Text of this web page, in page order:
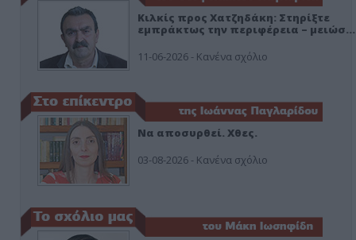
Κιλκίς προς Χατζηδάκη: Στηρίξτε
εμπράκτως την περιφέρεια – μειώσ…
11-06-2026 - Κανένα σχόλιο
Να αποσυρθεί. Χθες.
03-08-2026 - Κανένα σχόλιο